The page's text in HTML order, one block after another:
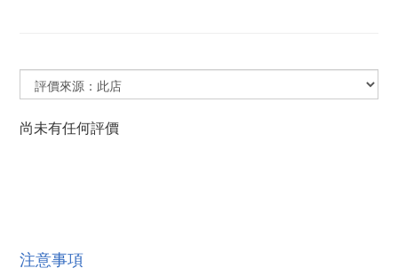
尚未有任何評價
注意事項